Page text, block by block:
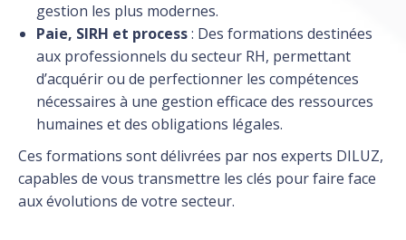
gestion les plus modernes.
Paie, SIRH et process: Des formations destinées
aux professionnels du secteur RH, permettant
d’acquérir ou de perfectionner les compétences
nécessaires à une gestion efficace des ressources
humaines et des obligations légales.
Ces formations sont délivrées par nos experts DILUZ,
capables de vous transmettre les clés pour faire face
aux évolutions de votre secteur.